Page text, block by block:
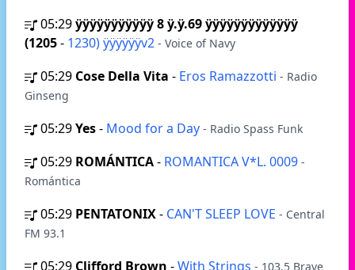
05:29ÿÿÿÿÿÿÿÿÿÿÿ 8 ÿ.ÿ.69 ÿÿÿÿÿÿÿÿÿÿÿÿÿ
(1205- 1230) ÿÿÿÿÿÿv2 - Voice of Navy
05:29 Cose Della Vita - Eros Ramazzotti - Radio
Ginseng
05:29Yes- Mood for a Day - Radio Spass Funk
05:29 ROMÁNTICA- ROMANTICA V*L. 0009 -
Romántica
05:29 PENTATONIX- CAN'T SLEEP LOVE - Central
FM 93.1
05:29 Clifford Brown -With Strings - 103.5 Brave